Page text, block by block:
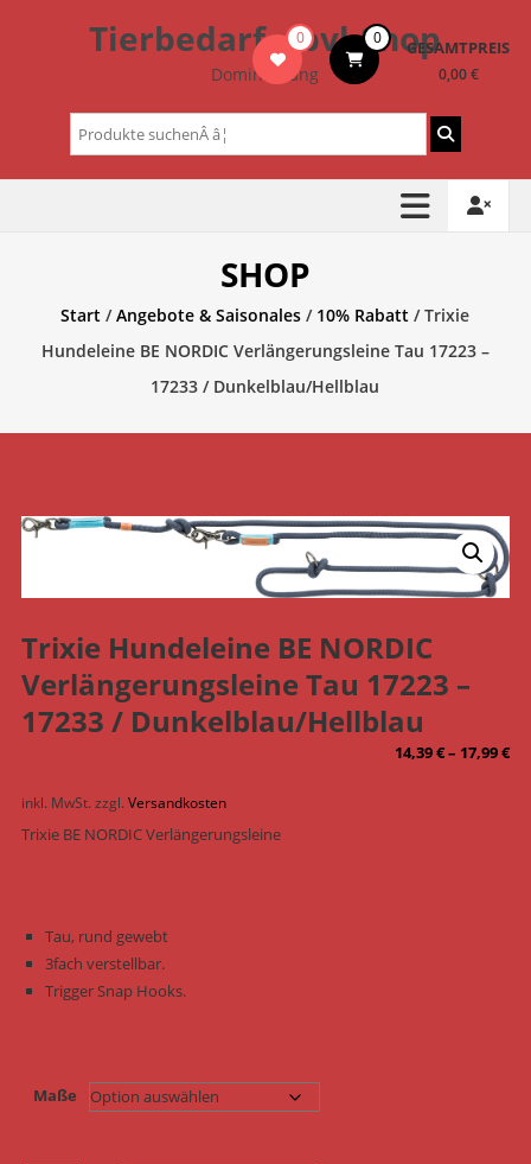
Tierbedarf – bvl-Shop
Dominik Lang
0 0 GESAMTPREIS
0,00 €
Suchen
nach:
SHOP
Start /Angebote & Saisonales / 10% Rabatt / Trixie
Hundeleine BE NORDIC Verlängerungsleine Tau 17223 –
17233 / Dunkelblau/Hellblau
Trixie Hundeleine BE NORDIC
Verlängerungsleine Tau 17223 –
17233 / Dunkelblau/Hellblau
14,39€– 17,99€
inkl. MwSt. zzgl. Versandkosten
Trixie BE NORDIC Verlängerungsleine
Tau, rund gewebt
3fach verstellbar.
Trigger Snap Hooks.
Maße